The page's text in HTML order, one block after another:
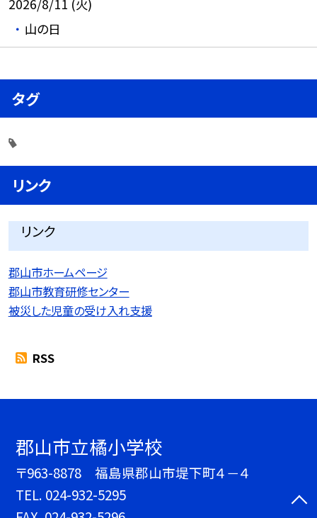
2026/8/11 (火)
山の日
タグ
リンク
リンク
郡山市ホームページ
郡山市教育研修センター
被災した児童の受け入れ支援
RSS
郡山市立橘小学校
〒963-8878 福島県郡山市堤下町４－４
TEL. 024-932-5295